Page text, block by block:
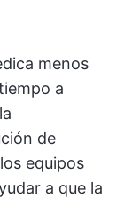
menos
a
de
equipos
a que la